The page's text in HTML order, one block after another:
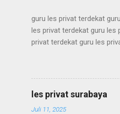
guru les privat terdekat
les privat terdekat guru les
privat terdekat guru les
terdekat guru les privat
terdekat guru les privat
terdekat guru les privat
terdekat guru les privat
les privat surabaya
Juli 11, 2025